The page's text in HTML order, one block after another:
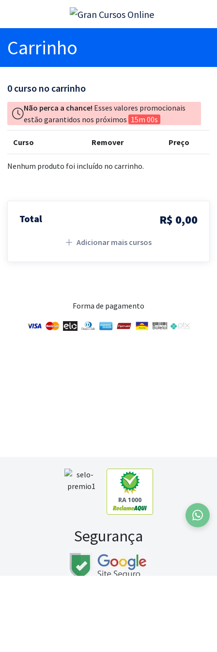
Carrinho
0 curso no carrinho
Não perca a chance! Esses valores promocionais
estão garantidos nos próximos 15m 00s
Curso Remover Preço
Nenhum produto foi incluído no carrinho.
Total R$ 0,00
Adicionar mais cursos
Forma de pagamento
RA 1000
Segurança